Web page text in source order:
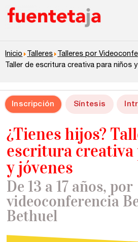
Inicio Talleres Talleres por
Taller de escritura creativa para niños
Inscripción Síntesis
¿Tienes hijos?
escritura creativa
y jóvenes
De 13 a 17 años, por
videoconferencia
Bethuel